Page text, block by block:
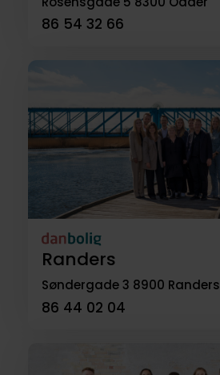
86 54 32 66
Randers
Søndergade 3 8900 Randers
86 44 02 04